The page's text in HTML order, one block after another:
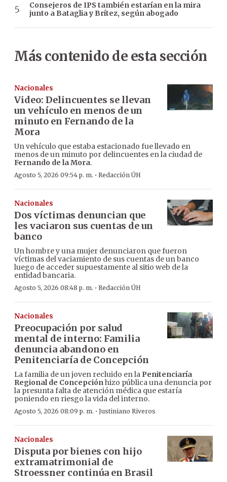
Consejeros de IPS también estarían en la mira
junto a Bataglia y Brítez, según abogado
Más contenido de esta sección
Nacionales
Video: Delincuentes se llevan
un vehículo en menos de un
minuto en Fernando de la
Mora
Un vehículo que estaba estacionado fue llevado en
menos de un minuto por delincuentes en la ciudad de
Fernando de la Mora.
Agosto 5, 2026 09:54 p. m. · Redacción ÚH
Nacionales
Dos víctimas denuncian que
les vaciaron sus cuentas de un
banco
Un hombre y una mujer denunciaron que fueron
víctimas del vaciamiento de sus cuentas de un banco
luego de acceder supuestamente al sitio web de la
entidad bancaria.
Agosto 5, 2026 08:48 p. m. · Redacción ÚH
Nacionales
Preocupación por salud
mental de interno: Familia
denuncia abandono en
Penitenciaría de Concepción
La familia de un joven recluido en la Penitenciaría
Regional de Concepciónhizo pública una denuncia por
la presunta falta de atención médica que estaría
poniendo en riesgo la vida del interno.
Agosto 5, 2026 08:09 p. m. · Justiniano Riveros
Nacionales
Disputa por bienes con hijo
extramatrimonial de
Stroessner continúa en Brasil